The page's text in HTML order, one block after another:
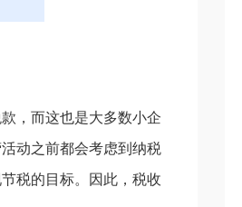
，而这也是大多数小企
动之前都会考虑到纳税
税的目标。因此，税收